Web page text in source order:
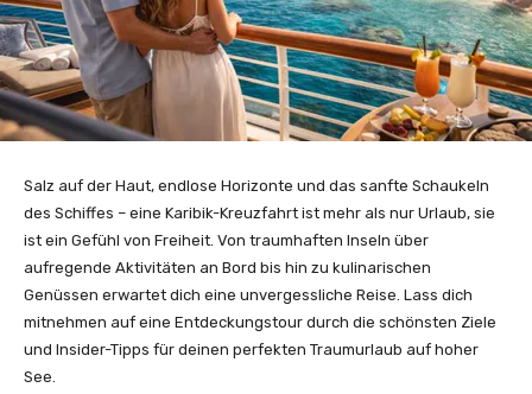
Salz auf der Haut, endlose Horizonte und das sanfte Schaukeln
des Schiffes – eine Karibik-Kreuzfahrt ist mehr als nur Urlaub, sie
ist ein Gefühl von Freiheit. Von traumhaften Inseln über
aufregende Aktivitäten an Bord bis hin zu kulinarischen
Genüssen erwartet dich eine unvergessliche Reise. Lass dich
mitnehmen auf eine Entdeckungstour durch die schönsten Ziele
und Insider-Tipps für deinen perfekten Traumurlaub auf hoher
See.